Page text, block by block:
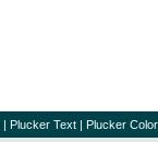
| Plucker Text | Plucker Color